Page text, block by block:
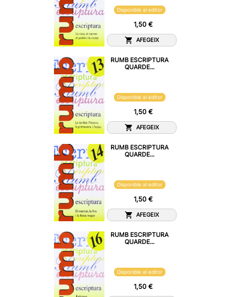
Disponible al editor
1,50 €
AFEGEIX
RUMB ESCRIPTURA
QUARDE...
Disponible al editor
1,50 €
AFEGEIX
RUMB ESCRIPTURA
QUARDE...
Disponible al editor
1,50 €
AFEGEIX
RUMB ESCRIPTURA
QUARDE...
Disponible al editor
1,50 €